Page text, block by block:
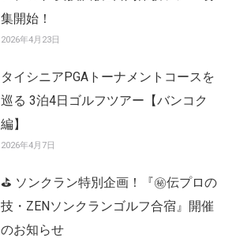
集開始！
2026年4月23日
タイシニアPGAトーナメントコースを
巡る 3泊4日ゴルフツアー【バンコク
編】
2026年4月7日
⛳ ソンクラン特別企画！『㊙️伝プロの
技・ZENソンクランゴルフ合宿』開催
のお知らせ